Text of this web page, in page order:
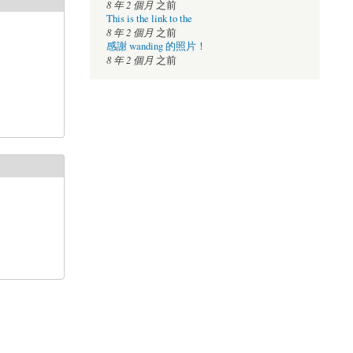
8 年 2 個月之前
This is the link to the
8 年 2 個月之前
感謝 wanding 的照片！
8 年 2 個月之前